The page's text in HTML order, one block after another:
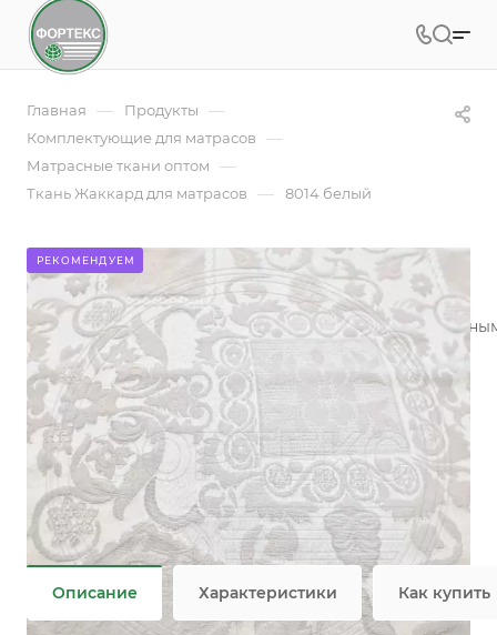
Главная — Продукты —
Комплектующие для матрасов —
Матрасные ткани оптом —
Ткань Жаккард для матрасов — 8014 белый
РЕКОМЕНДУЕМ
8014 белый
Жаккардовое полотно - это ткань с красивым
производителей матрасов
Подробности
Заказать
Задать вопрос
Возможны дополнительные опции
Не является публичной офертой
Описание Характеристики Как купить